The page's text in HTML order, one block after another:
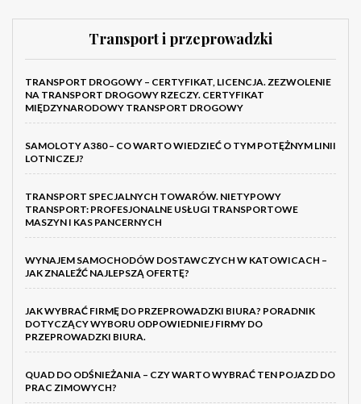
Transport i przeprowadzki
TRANSPORT DROGOWY – CERTYFIKAT, LICENCJA. ZEZWOLENIE
NA TRANSPORT DROGOWY RZECZY. CERTYFIKAT
MIĘDZYNARODOWY TRANSPORT DROGOWY
SAMOLOTY A380 – CO WARTO WIEDZIEĆ O TYM POTĘŻNYM LINII
LOTNICZEJ?
TRANSPORT SPECJALNYCH TOWARÓW. NIETYPOWY
TRANSPORT: PROFESJONALNE USŁUGI TRANSPORTOWE
MASZYN I KAS PANCERNYCH
WYNAJEM SAMOCHODÓW DOSTAWCZYCH W KATOWICACH –
JAK ZNALEŹĆ NAJLEPSZĄ OFERTĘ?
JAK WYBRAĆ FIRMĘ DO PRZEPROWADZKI BIURA? PORADNIK
DOTYCZĄCY WYBORU ODPOWIEDNIEJ FIRMY DO
PRZEPROWADZKI BIURA.
QUAD DO ODŚNIEŻANIA – CZY WARTO WYBRAĆ TEN POJAZD DO
PRAC ZIMOWYCH?